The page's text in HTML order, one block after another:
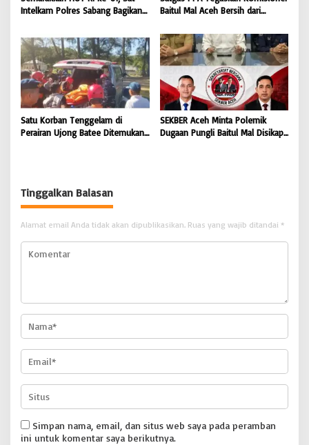
Intelkam Polres Sabang Bagikan
Masyarakat |
BONGKAR’Perkara.com
Baitul Mal Aceh Bersih dari
Masyarakat Diminta Hentikan
Penyebaran Hoaks | BONGKAR
‘Perkara.com
Satu Korban Tenggelam di
Perairan Ujong Batee Ditemukan,
SEKBER Aceh Minta Polemik
Dugaan Pungli Baitul Mal Disikapi
Tinggalkan Balasan
Alamat email Anda tidak akan dipublikasikan. Ruas yang wajib ditandai *
Simpan nama, email, dan situs web saya pada peramban
ini untuk komentar saya berikutnya.